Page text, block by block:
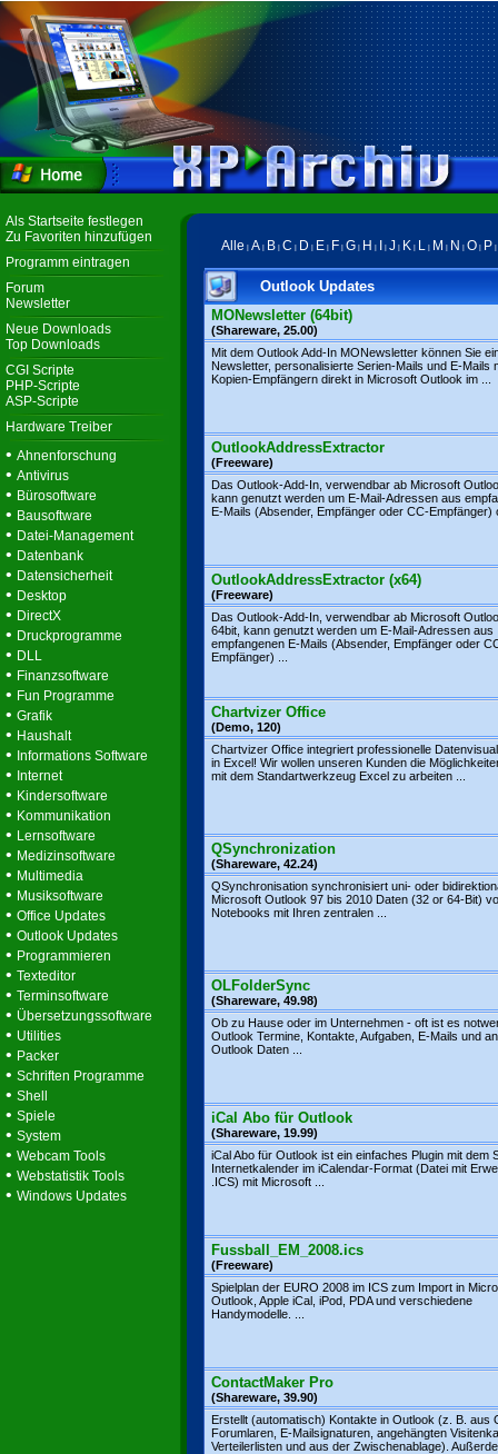
Als Startseite festlegen
Zu Favoriten hinzufügen
Programm eintragen
Forum
Newsletter
Neue Downloads
Top Downloads
CGI Scripte
PHP-Scripte
ASP-Scripte
Hardware Treiber
• Ahnenforschung
• Antivirus
• Bürosoftware
• Bausoftware
• Datei-Management
• Datenbank
• Datensicherheit
• Desktop
• DirectX
• Druckprogramme
• DLL
• Finanzsoftware
• Fun Programme
• Grafik
• Haushalt
• Informations Software
• Internet
• Kindersoftware
• Kommunikation
• Lernsoftware
• Medizinsoftware
• Multimedia
• Musiksoftware
• Office Updates
• Outlook Updates
• Programmieren
• Texteditor
• Terminsoftware
• Übersetzungssoftware
• Utilities
• Packer
• Schriften Programme
• Shell
• Spiele
• System
• Webcam Tools
• Webstatistik Tools
• Windows Updates
Alle A B C D E F G H J K L M N O P
Outlook Updates
MONewsletter (64bit)
(Shareware, 25.00)
Mit dem Outlook Add-In MONewsletter können Sie
Newsletter, personalisierte Serien-Mails und E-Mails
Kopien-Empfängern direkt in Microsoft Outlook im ...
OutlookAddressExtractor
(Freeware)
Das Outlook-Add-In, verwendbar ab Microsoft
kann genutzt werden um E-Mail-Adressen aus
E-Mails (Absender, Empfänger oder CC-Empfänger)
OutlookAddressExtractor (x64)
(Freeware)
Das Outlook-Add-In, verwendbar ab Microsoft
64bit, kann genutzt werden um E-Mail-Adressen aus
empfangenen E-Mails (Absender, Empfänger oder
Empfänger) ...
Chartvizer Office
(Demo, 120)
Chartvizer Office integriert professionelle
in Excel! Wir wollen unseren Kunden die
mit dem Standartwerkzeug Excel zu arbeiten ...
QSynchronization
(Shareware, 42.24)
QSynchronisation synchronisiert uni- oder
Microsoft Outlook 97 bis 2010 Daten (32 or 64-Bit)
Notebooks mit Ihren zentralen ...
OLFolderSync
(Shareware, 49.98)
Ob zu Hause oder im Unternehmen - oft ist es
Outlook Termine, Kontakte, Aufgaben, E-Mails und
Outlook Daten ...
iCal Abo für Outlook
(Shareware, 19.99)
iCal Abo für Outlook ist ein einfaches Plugin mit dem
Internetkalender im iCalendar-Format (Datei mit
.ICS) mit Microsoft ...
Fussball_EM_2008.ics
(Freeware)
Spielplan der EURO 2008 im ICS zum Import in
Outlook, Apple iCal, iPod, PDA und verschiedene
Handymodelle. ...
ContactMaker Pro
(Shareware, 39.90)
Erstellt (automatisch) Kontakte in Outlook (z. B. aus
Forumlaren, E-Mailsignaturen, angehängten
Verteilerlisten und aus der Zwischenablage).